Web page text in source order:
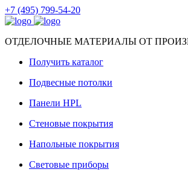
+7 (495) 799-54-20
ОТДЕЛОЧНЫЕ МАТЕРИАЛЫ ОТ
Получить каталог
Подвесные потолки
Панели HPL
Стеновые покрытия
Напольные покрытия
Световые приборы